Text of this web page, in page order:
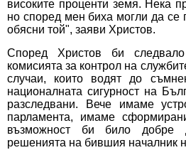
високите проценти земя. Нека
но според мен биха могли да се
обясни той", заяви Христов.
Според Христов би
комисията за контрол на
случаи, които водят до
националната сигурност на
разследвани. Вече имаме
парламента, имаме
възможност би било добре
решенията на бившия